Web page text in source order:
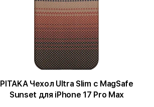
PITAKA Чехол Ultra Slim с MagSafe
Sunset для iPhone 17 Pro Max